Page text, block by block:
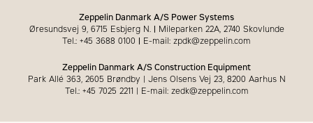
Zeppelin Danmark A/S Power Systems
Øresundsvej 9, 6715 Esbjerg N.
Mileparken 22A, 2740 Skovlunde
Tel.: +45 3688 0100
E-mail: zpdk@zeppelin.com
Zeppelin Danmark A/S Construction Equipment
Park Allé 363, 2605 Brøndby | Jens Olsens Vej 23, 8200 Aarhus N
Tel.: +45 7025 2211 | E-mail: zedk@zeppelin.com